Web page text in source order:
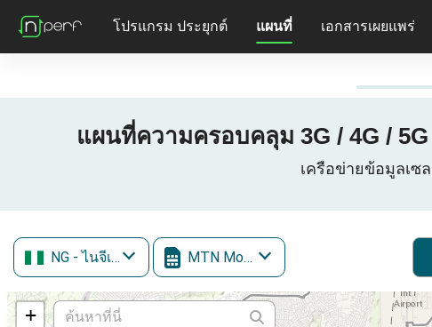
โปรแกรม ประยุกต์ แผนที่ เอกสารเผยแพร่
แผนที่ความครอบคลุม 3G / 4G /
เครือข่ายข้อมูลเซล
NG - ไนจีเรีย MTN Mobile
+